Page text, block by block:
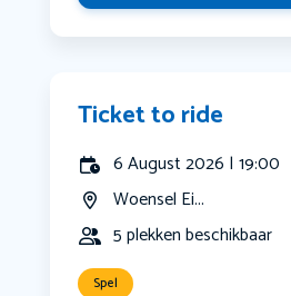
Ticket to ride
6 August 2026 | 19:00
Woensel Ei...
5 plekken beschikbaar
Spel